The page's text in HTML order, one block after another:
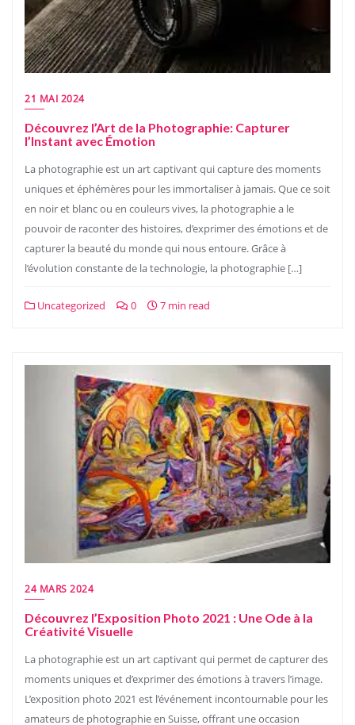
21 MAI 2024
Découvrez l’Art de la Photographie: Capturer
l’Instant avec Émotion
La photographie est un art captivant qui capture des moments
uniques et éphémères pour les immortaliser à jamais. Que ce soit
en noir et blanc ou en couleurs vives, la photographie a le
pouvoir de raconter des histoires, d’exprimer des émotions et de
capturer la beauté du monde qui nous entoure. Grâce à
l’évolution constante de la technologie, la photographie […]
Uncategorized 0 7 min read
24 MARS 2024
Découvrez l’Exposition Photo 2021 : Une Ode à la
Créativité Visuelle
La photographie est un art captivant qui permet de capturer des
moments uniques et d’exprimer des émotions à travers l’image.
L’exposition photo 2021 est l’événement incontournable pour les
amateurs de photographie en Suisse, offrant une occasion